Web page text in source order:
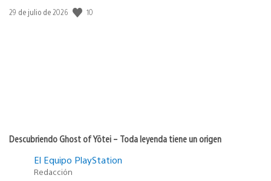
Fecha
29 de julio de 2026 10
Descubriendo Ghost of Yōtei – Toda leyenda tiene un origen
El Equipo PlayStation
Redacción